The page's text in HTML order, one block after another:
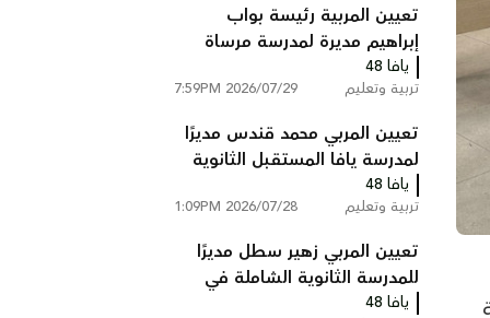
تعيين المربية رئيسة بواب
إبراهيم مديرة لمدرسة مرساة
يافا (כ”ב)
يافا 48
تربية وتعليم 2026/07/29 7:59PM
تعيين المربي محمد قندس مديرًا
لمدرسة يافا المستقبل الثانوية
يافا 48
تربية وتعليم 2026/07/28 1:09PM
تعيين المربي زهير سطل مديرًا
للمدرسة الثانوية الشاملة في
يافا
يافا 48